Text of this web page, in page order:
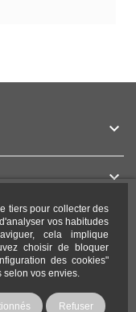
tiers pour collecter des
vos habitudes
cela implique
choisir de bloquer
des cookies"
vos envies.
Refuser